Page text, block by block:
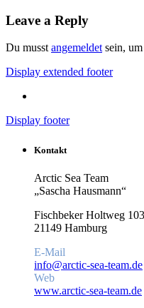
Leave a Reply
Du musstangemeldetsein, um
Display extended footer
Display footer
Kontakt
Arctic Sea Team
„Sascha Hausmann“
Fischbeker Holtweg 103
21149 Hamburg
E-Mail
info@arctic-sea-team.de
Web
www.arctic-sea-team.de